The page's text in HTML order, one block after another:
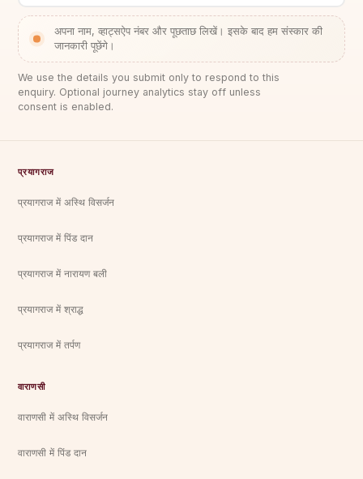
अपना नाम, व्हाट्सऐप नंबर और पूछताछ लिखें। इसके बाद हम संस्कार की
जानकारी पूछेंगे।
We use the details you submit only to respond to this
enquiry. Optional journey analytics stay off unless
consent is enabled.
प्रयागराज
प्रयागराज में अस्थि विसर्जन
प्रयागराज में पिंड दान
प्रयागराज में नारायण बली
प्रयागराज में श्राद्ध
प्रयागराज में तर्पण
वाराणसी
वाराणसी में अस्थि विसर्जन
वाराणसी में पिंड दान